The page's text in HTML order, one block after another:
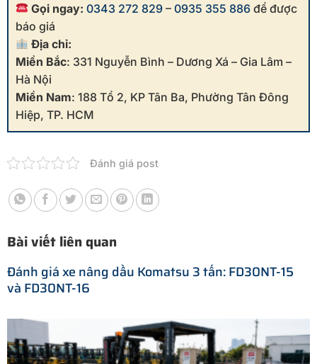
Gọi ngay: 0343 272 829 –0935 355 886 để được
báo giá
Địa chỉ:
Miền Bắc: 331 Nguyễn Bình – Dương Xá – Gia Lâm –
Hà Nội
Miền Nam: 188 Tổ 2, KP Tân Ba, Phường Tân Đông
Hiệp, TP. HCM
Đánh giá post
Bài viết liên quan
Đánh giá xe nâng dầu Komatsu 3 tấn: FD30NT-15
và FD30NT-16